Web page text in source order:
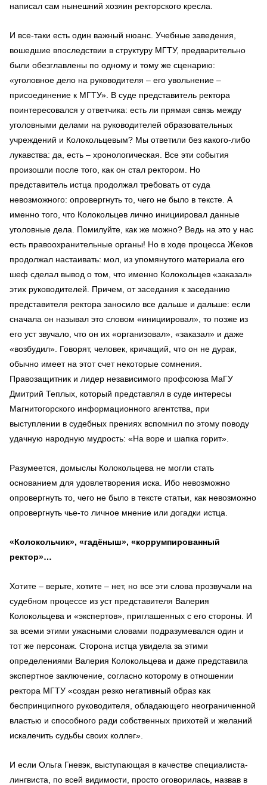
написал сам нынешний хозяин ректорского кресла.
И все-таки есть один важный нюанс. Учебные заведения,
вошедшие впоследствии в структуру МГТУ, предварительно
были обезглавлены по одному и тому же сценарию:
«уголовное дело на руководителя – его увольнение –
присоединение к МГТУ». В суде представитель ректора
поинтересовался у ответчика: есть ли прямая связь между
уголовными делами на руководителей образовательных
учреждений и Колокольцевым? Мы ответили без какого-либо
лукавства: да, есть – хронологическая. Все эти события
произошли после того, как он стал ректором. Но
представитель истца продолжал требовать от суда
невозможного: опровергнуть то, чего не было в тексте. А
именно того, что Колокольцев лично инициировал данные
уголовные дела. Помилуйте, как же можно? Ведь на это у нас
есть правоохранительные органы! Но в ходе процесса Жеков
продолжал настаивать: мол, из упомянутого материала его
шеф сделал вывод о том, что именно Колокольцев «заказал»
этих руководителей. Причем, от заседания к заседанию
представителя ректора заносило все дальше и дальше: если
сначала он называл это словом «инициировал», то позже из
его уст звучало, что он их «организовал», «заказал» и даже
«возбудил». Говорят, человек, кричащий, что он не дурак,
обычно имеет на этот счет некоторые сомнения.
Правозащитник и лидер независимого профсоюза МаГУ
Дмитрий Теплых, который представлял в суде интересы
Магнитогорского информационного агентства, при
выступлении в судебных прениях вспомнил по этому поводу
удачную народную мудрость: «На воре и шапка горит».
Разумеется, домыслы Колокольцева не могли стать
основанием для удовлетворения иска. Ибо невозможно
опровергнуть то, чего не было в тексте статьи, как невозможно
опровергнуть чье-то личное мнение или догадки истца.
«Колокольчик», «гадёныш», «коррумпированный
ректор»…
Хотите – верьте, хотите – нет, но все эти слова прозвучали на
судебном процессе из уст представителя Валерия
Колокольцева и «экспертов», приглашенных с его стороны. И
за всеми этими ужасными словами подразумевался один и
тот же персонаж. Сторона истца увидела за этими
определениями Валерия Колокольцева и даже представила
экспертное заключение, согласно которому в отношении
ректора МГТУ «создан резко негативный образ как
беспринципного руководителя, обладающего неограниченной
властью и способного ради собственных прихотей и желаний
искалечить судьбы своих коллег».
И если Ольга Гневэк, выступающая в качестве специалиста-
лингвиста, по всей видимости, просто оговорилась, назвав в